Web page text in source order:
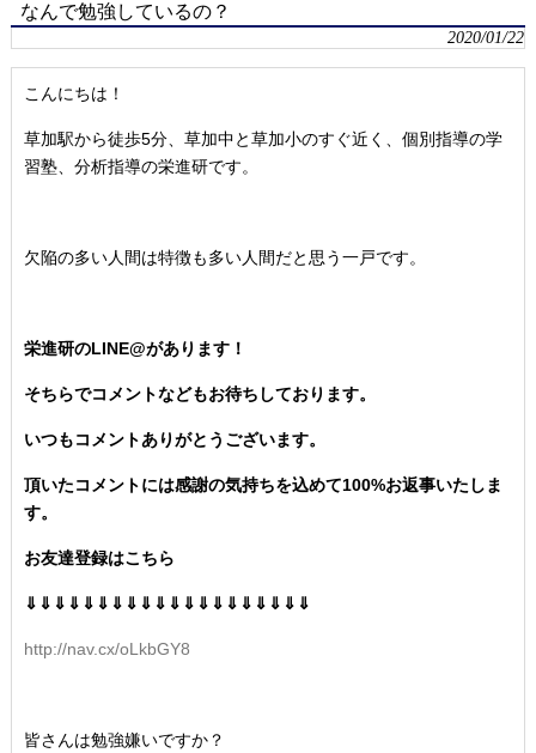
なんで勉強しているの？
2020/01/22
こんにちは！
草加駅から徒歩5分、草加中と草加小のすぐ近く、個別指導の学
習塾、分析指導の栄進研です。
欠陥の多い人間は特徴も多い人間だと思う一戸です。
栄進研のLINE@があります！
そちらでコメントなどもお待ちしております。
いつもコメントありがとうございます。
頂いたコメントには感謝の気持ちを込めて100%お返事いたしま
す。
お友達登録はこちら
⇓⇓⇓⇓⇓⇓⇓⇓⇓⇓⇓⇓⇓⇓⇓⇓⇓⇓⇓⇓
http://nav.cx/oLkbGY8
皆さんは勉強嫌いですか？